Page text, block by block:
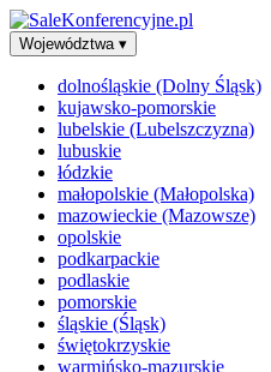
Województwa ▾
dolnośląskie (Dolny Śląsk)
kujawsko-pomorskie
lubelskie (Lubelszczyzna)
lubuskie
łódzkie
małopolskie (Małopolska)
mazowieckie (Mazowsze)
opolskie
podkarpackie
podlaskie
pomorskie
śląskie (Śląsk)
świętokrzyskie
warmińsko-mazurskie